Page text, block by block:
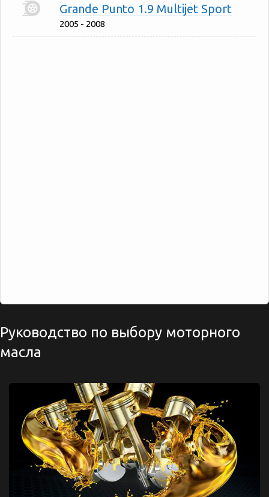
Grande Punto 1.9 Multijet Sport
2005 - 2008
Руководство по выбору моторного
масла